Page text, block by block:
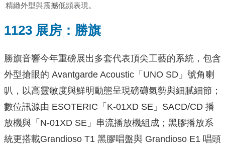
精緻外型與震撼低頻表現。
1123 展房：勝旗
勝旗音響今年重磅展出多套代表頂尖工藝的系統，包含
外型搶眼的 Avantgarde Acoustic「UNO SD」號角喇
叭，以高靈敏度與鮮明動態呈現磅礴氣勢與細膩細節；
數位訊源由 ESOTERIC「K-01XD SE」SACD/CD 播
放機與「N-01XD SE」串流播放機組成；黑膠播放系
統更搭載Grandioso T1 黑膠唱盤與 Grandioso E1 唱頭